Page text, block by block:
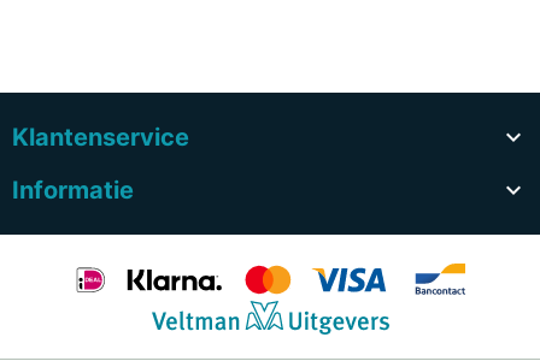
Klantenservice

Informatie
